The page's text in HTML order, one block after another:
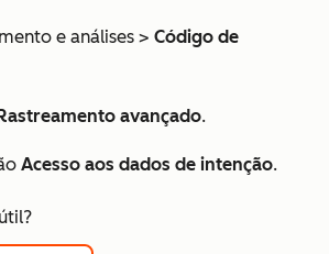
e análises > Código de
avançado.
Acesso aos dados de intenção.